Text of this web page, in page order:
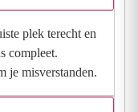
plek terecht en
compleet.
je misverstanden.